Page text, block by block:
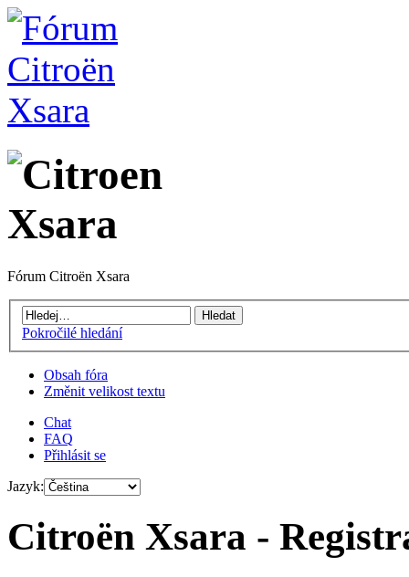
Fórum Citroën Xsara
Pokročilé hledání
Obsah fóra
Změnit velikost textu
Chat
FAQ
Přihlásit se
Jazyk:
Citroën Xsara -